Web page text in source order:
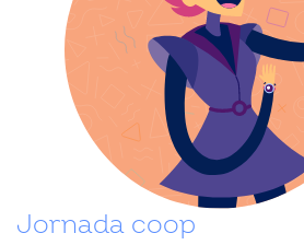
03/12/2024
Por onde iniciar para conseguir construir um SGI?
03/12/2024
Como fomentar a cultura de inovação e criar
passo a passo na minha unidade estadual?
Jornada coop